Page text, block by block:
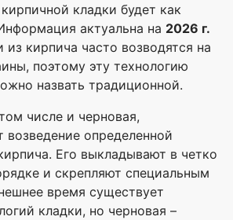
кладки будет как
актуальна на 2026 г.
кирпича часто возводятся на
поэтому эту технологию
назвать традиционной.
числе и черновая,
возведение определенной
Его выкладывают в четко
и скрепляют специальным
время существует
кладки, но черновая –